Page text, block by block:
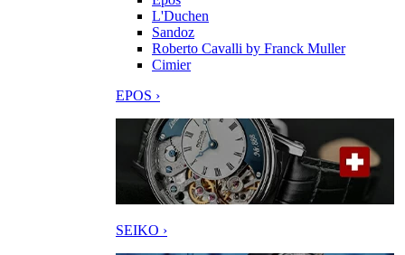
L'Duchen
Sandoz
Roberto Cavalli by Franck Muller
Cimier
EPOS ›
SEIKO ›